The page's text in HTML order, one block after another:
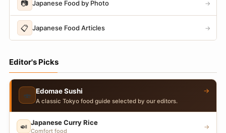
📷 Japanese Food by Photo →
📋 Japanese Food Articles →
Editor's Picks
🍣 Edomae Sushi
A classic Tokyo food guide selected by our editors.
→
🍛 Japanese Curry Rice
Comfort food
→